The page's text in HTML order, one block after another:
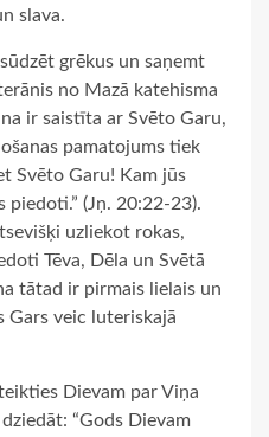
slava.
grēkus un saņemt
no Mazā katehisma
ir saistīta ar Svēto Garu,
pamatojums tiek
Svēto Garu! Kam jūs
(Jņ. 20:22-23).
uzliekot rokas,
Tēva, Dēla un Svētā
tātad ir pirmais lielais un
Gars veic luteriskajā
Dievam par Viņa
“Gods Dievam